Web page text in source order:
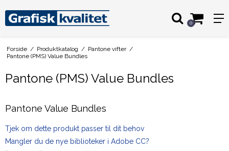
0
Forside / Produktkatalog / Pantone vifter /
Pantone (PMS) Value Bundles
Pantone (PMS) Value Bundles
Pantone Value Bundles
Tjek om dette produkt passer til dit behov
Mangler du de nye biblioteker i Adobe CC?